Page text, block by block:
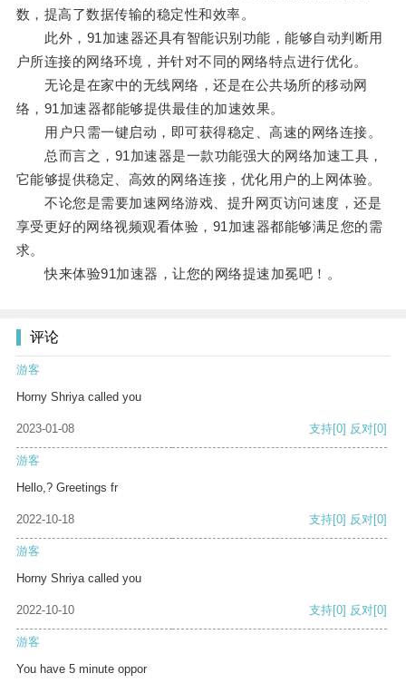
数，提高了数据传输的稳定性和效率。
此外，91加速器还具有智能识别功能，能够自动判断用
户所连接的网络环境，并针对不同的网络特点进行优化。
无论是在家中的无线网络，还是在公共场所的移动网
络，91加速器都能够提供最佳的加速效果。
用户只需一键启动，即可获得稳定、高速的网络连接。
总而言之，91加速器是一款功能强大的网络加速工具，
它能够提供稳定、高效的网络连接，优化用户的上网体验。
不论您是需要加速网络游戏、提升网页访问速度，还是
享受更好的网络视频观看体验，91加速器都能够满足您的需
求。
快来体验91加速器，让您的网络提速加冕吧！。
评论
游客
Horny Shriya called you
2023-01-08 支持[0] 反对[0]
游客
Hello,? Greetings fr
2022-10-18 支持[0] 反对[0]
游客
Horny Shriya called you
2022-10-10 支持[0] 反对[0]
游客
You have 5 minute oppor